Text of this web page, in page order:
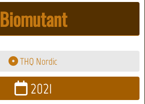
Biomutant
THQ Nordic
2021